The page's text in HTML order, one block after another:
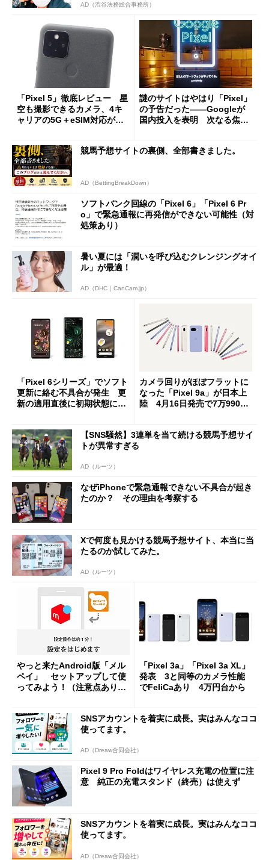
AD（渋谷法務総合事務所）
「Pixel 5」徹底レビュー 星
空も撮影できるカメラ、4キ
ャリアの5G＋eSIM対応が魅
謎のサイトはやはり「Pixel」
の予告だった――Googleが
国内投入を表明 次なる焦点
競馬予想サイトの裏側、全部書きました。
AD（BettingBreakDown）
ソフトバンク回線の「Pixel 6」「Pixel 6 Pr
o」で緊急通報に再発信ができない可能性（対
処策あり）
暑い夏には「潤いを呼び込むクレンジングオイ
ル」が最適！
AD（DHC｜CanCam.jp）
「Pixel 6シリーズ」でソフト
更新に絡む不具合が発生 更
新の適用直後に初期状態に戻
カメラ回りがほぼフラットに
なった「Pixel 9a」が日本上
陸 4月16日発売で7万9900
【SNS騒然】3連単を当て続ける競馬予想サイ
トが異常すぎる
AD（ルーツ）
なぜiPhoneで緊急通報できない不具合が起き
たのか？ その理由を考察する
Xで何度も見かける競馬予想サイト、本当に当
たるのか試してみた。
AD（ルーツ）
やっと来たAndroid版「メル
ペイ」 セットアップして使
ってみよう！（注意点あり）
「Pixel 3a」「Pixel 3a XL」
発表 3と同等のカメラ性能
でFeliCaあり 4万円台から
SNSアカウントを着実に成長。実はみんなココ
使ってます。
AD（Dreaw合同会社）
Pixel 9 Pro Foldはワイヤレス充電の位置に注
意 純正の充電スタンド（終売）は使えず
SNSアカウントを着実に成長。実はみんなココ
使ってます。
AD（Dreaw合同会社）